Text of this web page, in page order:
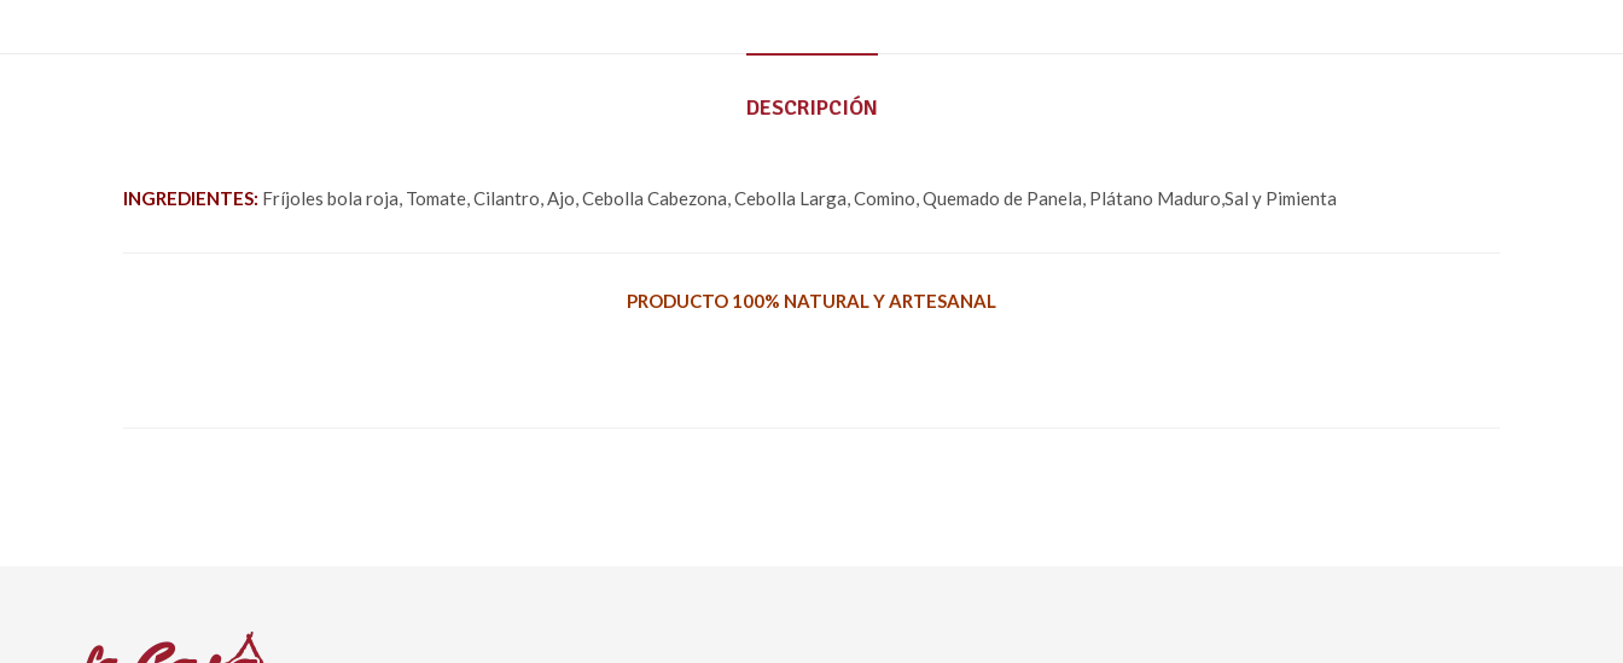
DESCRIPCIÓN
INGREDIENTES: Fríjoles bola roja, Tomate, Cilantro, Ajo, Cebolla Cabezona, Cebolla Larga, Comino, Quemado de Panela, Plátano Maduro,Sal y Pimienta
PRODUCTO 100% NATURAL Y ARTESANAL